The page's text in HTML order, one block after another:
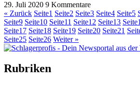
29. Juli 2020 9 Kommentare
« Zurück Seite1 Seite2 Seite3 Seite4 Seite5
Seite9 Seite10 Seite11 Seite12 Seite13 Seite
Seite17 Seite18 Seite19 Seite20 Seite21
Seite25 Seite26 Weiter »
Rubriken